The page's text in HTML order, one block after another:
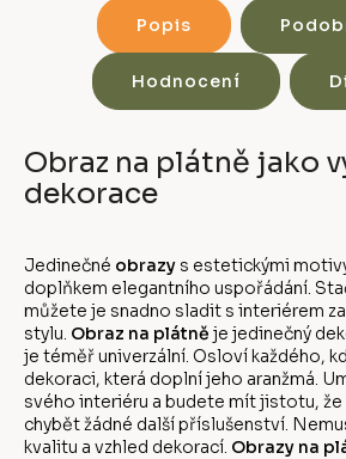
Popis
Hodnocení
Obraz na plátně jako
dekorace
Jedinečné obrazy s estetickými
doplňkem elegantního uspořádání.
můžete je snadno sladit s interiérem
stylu. Obraz na plátně je jedinečný
je téměř univerzální. Osloví každého,
dekoraci, která doplní jeho aranžmá.
svého interiéru a budete mít jistotu, že
chybět žádné další příslušenství.
kvalitu a vzhled dekorací. Obrazy na